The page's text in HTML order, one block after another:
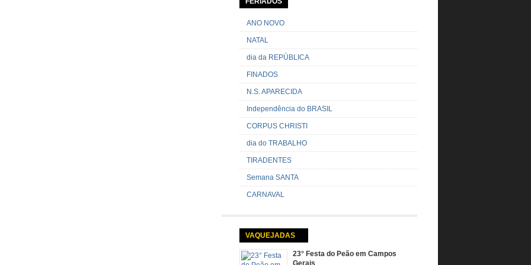
passando pela cidade e visitando a casa das pessoas,
onde são entoadas profecias […]
ANO NOVO
NATAL
dia da REPÚBLICA
FINADOS
N.S. APARECIDA
Independência do BRASIL
CORPUS CHRISTI
dia do TRABALHO
TIRADENTES
Semana SANTA
CARNAVAL
VAQUEJADAS
23° Festa do Peão em Campos
Gerais